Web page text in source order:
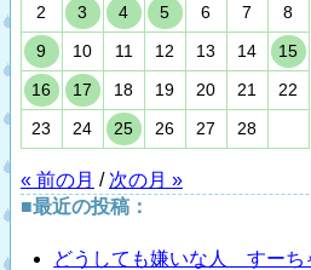
2
3 4 5 6 7
8
9
10 11 12 13 14
15
16
17 18 19 20 21
22
23
24 25 26 27 28
« 前の月 / 次の月 »
■最近の投稿：
どうしても嫌いな人 すー